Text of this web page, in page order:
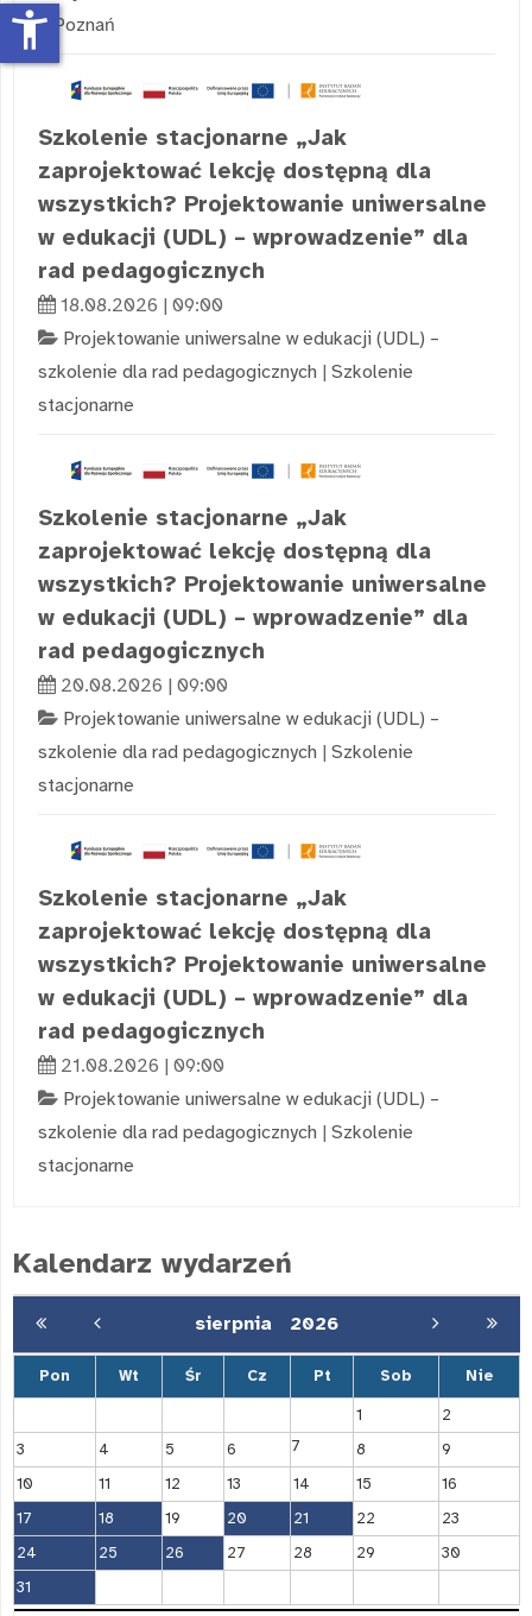
Poznań
Szkolenie stacjonarne „Jak
zaprojektować lekcję dostępną dla
wszystkich? Projektowanie uniwersalne
w edukacji (UDL) – wprowadzenie” dla
rad pedagogicznych
18.08.2026 | 09:00
Projektowanie uniwersalne w edukacji (UDL) –
szkolenie dla rad pedagogicznych | Szkolenie
stacjonarne
Szkolenie stacjonarne „Jak
zaprojektować lekcję dostępną dla
wszystkich? Projektowanie uniwersalne
w edukacji (UDL) – wprowadzenie” dla
rad pedagogicznych
20.08.2026 | 09:00
Projektowanie uniwersalne w edukacji (UDL) –
szkolenie dla rad pedagogicznych | Szkolenie
stacjonarne
Szkolenie stacjonarne „Jak
zaprojektować lekcję dostępną dla
wszystkich? Projektowanie uniwersalne
w edukacji (UDL) – wprowadzenie” dla
rad pedagogicznych
21.08.2026 | 09:00
Projektowanie uniwersalne w edukacji (UDL) –
szkolenie dla rad pedagogicznych | Szkolenie
stacjonarne
Kalendarz wydarzeń
sierpnia 2026
Pon Wt Śr Cz Pt Sob Nie
1
2
3
4 5 6 7 8
9
10
11 12 13 14 15
16
17
18 19 20 21 22
23
24
25 26 27 28 29
30
31
accessibility_new